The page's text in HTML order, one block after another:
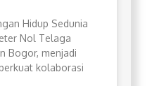
Hidup Sedunia
Nol Telaga
Bogor, menjadi
kolaborasi